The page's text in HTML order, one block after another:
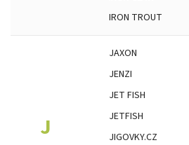
IRON TROUT
J
JAXON
JENZI
JET FISH
JETFISH
JIGOVKY.CZ